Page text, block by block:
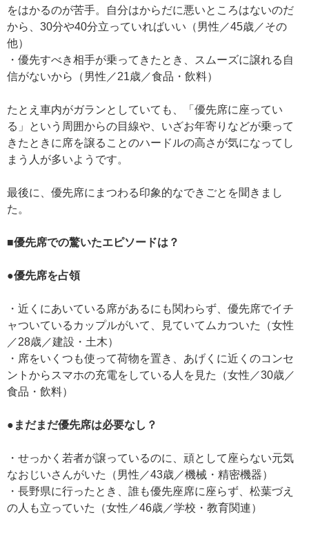
をはかるのが苦手。自分はからだに悪いところはないのだ
から、30分や40分立っていればいい（男性／45歳／その
他）
・優先すべき相手が乗ってきたとき、スムーズに譲れる自
信がないから（男性／21歳／食品・飲料）
たとえ車内がガランとしていても、「優先席に座ってい
る」という周囲からの目線や、いざお年寄りなどが乗って
きたときに席を譲ることのハードルの高さが気になってし
まう人が多いようです。
最後に、優先席にまつわる印象的なできごとを聞きまし
た。
■優先席での驚いたエピソードは？
●優先席を占領
・近くにあいている席があるにも関わらず、優先席でイチ
ャついているカップルがいて、見ていてムカついた（女性
／28歳／建設・土木）
・席をいくつも使って荷物を置き、あげくに近くのコンセ
ントからスマホの充電をしている人を見た（女性／30歳／
食品・飲料）
●まだまだ優先席は必要なし？
・せっかく若者が譲っているのに、頑として座らない元気
なおじいさんがいた（男性／43歳／機械・精密機器）
・長野県に行ったとき、誰も優先座席に座らず、松葉づえ
の人も立っていた（女性／46歳／学校・教育関連）